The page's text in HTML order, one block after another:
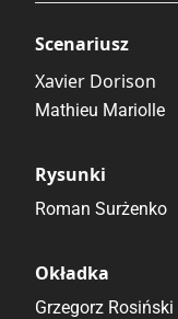
Scenariusz
Xavier Dorison
Mathieu Mariolle
Rysunki
Roman Surżenko
Okładka
Grzegorz Rosiński